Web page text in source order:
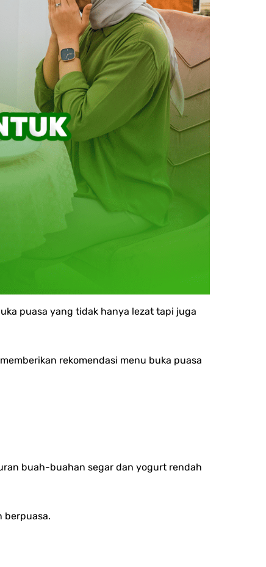
puasa yang tidak hanya lezat tapi juga
rekomendasi menu buka puasa
buah-buahan segar dan yogurt rendah
berpuasa.